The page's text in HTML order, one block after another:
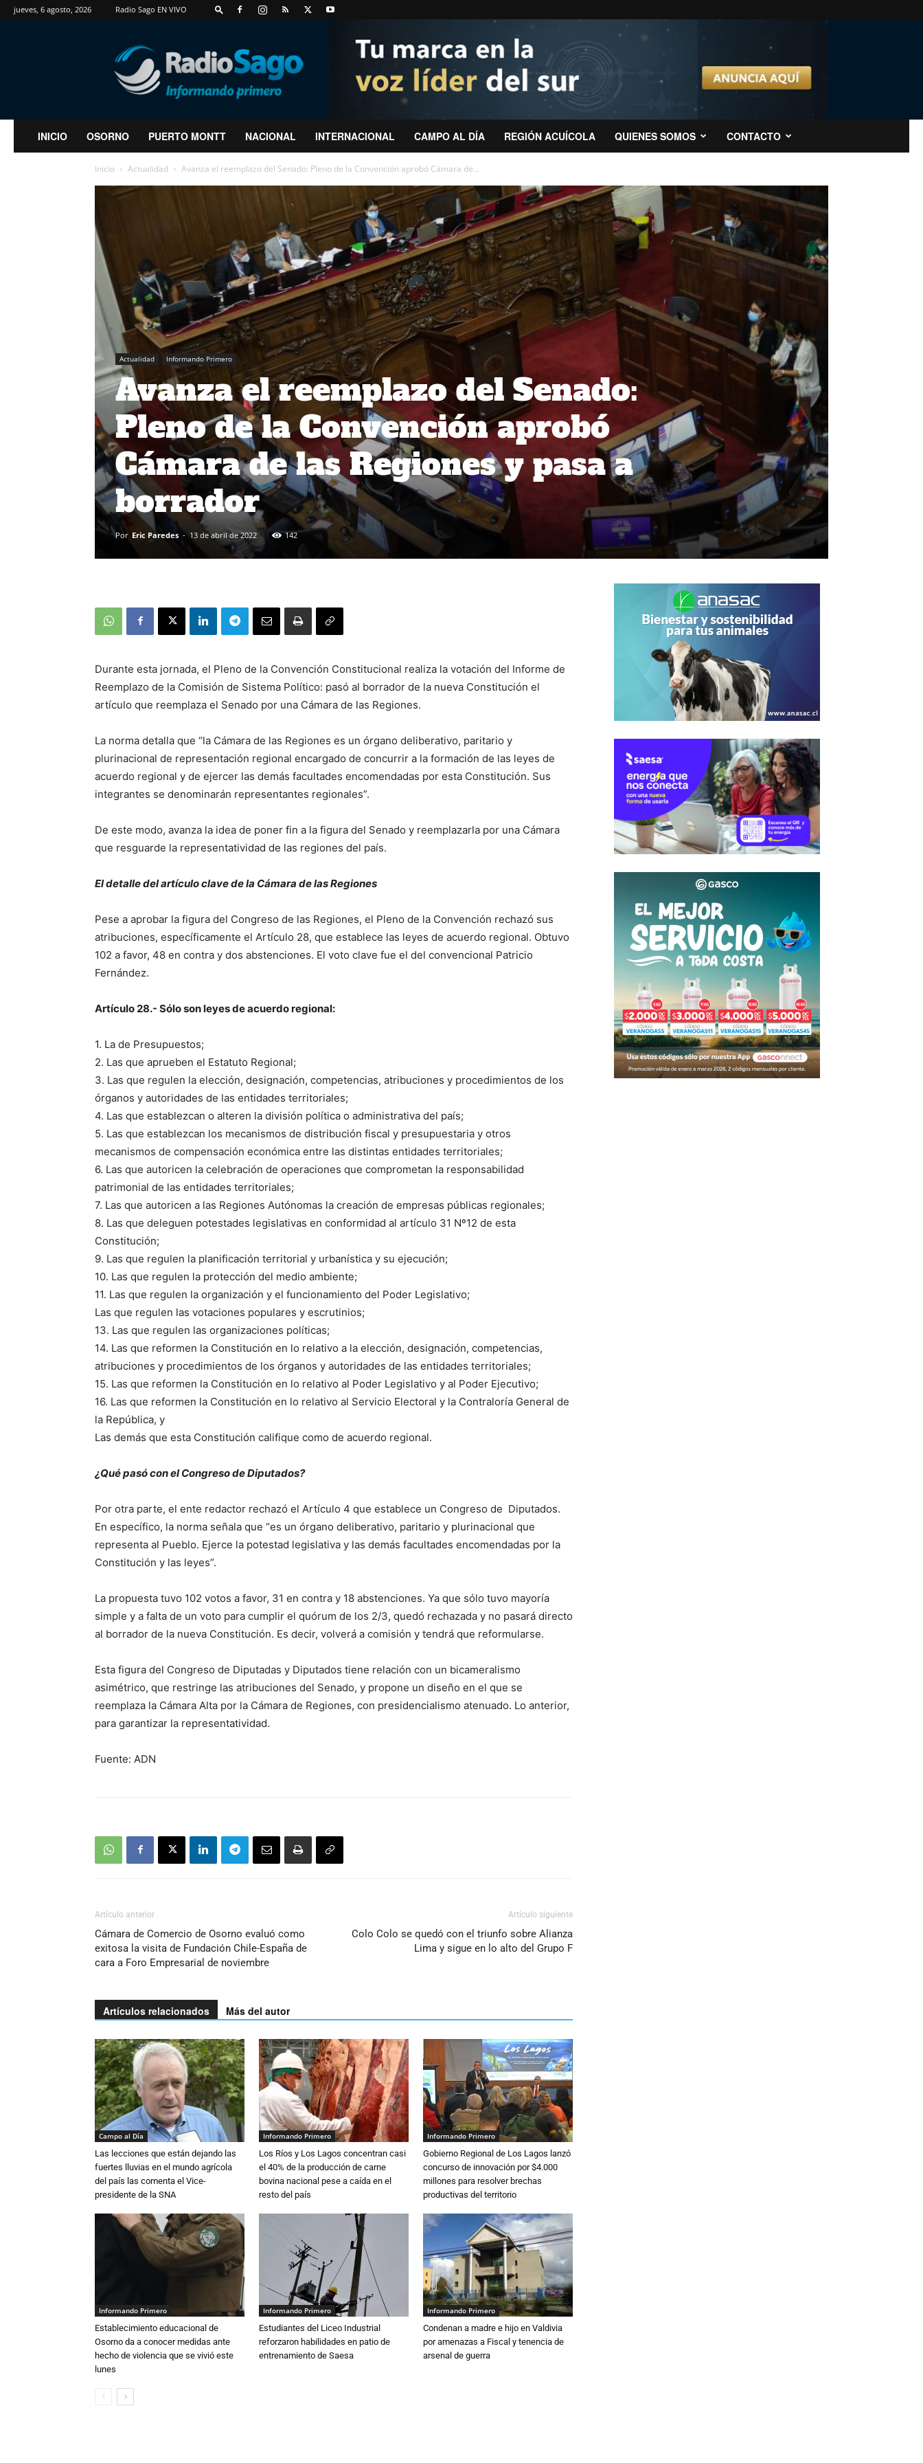
jueves, 6 agosto, 2026 Radio Sago EN VIVO
RadioSago
INICIO OSORNO PUERTO MONTT NACIONAL INTERNACIONAL CAMPO AL DÍA REGIÓN ACUÍCOLA QUIENES SOMOS CONTACTO
Inicio Actualidad Avanza el reemplazo del Senado: Pleno de la Convención aprobó Cámara de...
Actualidad Informando Primero
Avanza el reemplazo del Senado:
Pleno de la Convención aprobó
Cámara de las Regiones y pasa a
borrador
Por Eric Paredes - 13 de abril de 2022 142
Durante esta jornada, el Pleno de la Convención Constitucional realiza la votación del Informe de
Reemplazo de la Comisión de Sistema Político: pasó al borrador de la nueva Constitución el
artículo que reemplaza el Senado por una Cámara de las Regiones.
La norma detalla que “la Cámara de las Regiones es un órgano deliberativo, paritario y
plurinacional de representación regional encargado de concurrir a la formación de las leyes de
acuerdo regional y de ejercer las demás facultades encomendadas por esta Constitución. Sus
integrantes se denominarán representantes regionales”.
De este modo, avanza la idea de poner fin a la figura del Senado y reemplazarla por una Cámara
que resguarde la representatividad de las regiones del país.
El detalle del artículo clave de la Cámara de las Regiones
Pese a aprobar la figura del Congreso de las Regiones, el Pleno de la Convención rechazó sus
atribuciones, específicamente el Artículo 28, que establece las leyes de acuerdo regional. Obtuvo
102 a favor, 48 en contra y dos abstenciones. El voto clave fue el del convencional Patricio
Fernández.
Artículo 28.- Sólo son leyes de acuerdo regional:
1. La de Presupuestos;
2. Las que aprueben el Estatuto Regional;
3. Las que regulen la elección, designación, competencias, atribuciones y procedimientos de los
órganos y autoridades de las entidades territoriales;
4. Las que establezcan o alteren la división política o administrativa del país;
5. Las que establezcan los mecanismos de distribución fiscal y presupuestaria y otros
mecanismos de compensación económica entre las distintas entidades territoriales;
6. Las que autoricen la celebración de operaciones que comprometan la responsabilidad
patrimonial de las entidades territoriales;
7. Las que autoricen a las Regiones Autónomas la creación de empresas públicas regionales;
8. Las que deleguen potestades legislativas en conformidad al artículo 31 Nº12 de esta
Constitución;
9. Las que regulen la planificación territorial y urbanística y su ejecución;
10. Las que regulen la protección del medio ambiente;
11. Las que regulen la organización y el funcionamiento del Poder Legislativo;
Las que regulen las votaciones populares y escrutinios;
13. Las que regulen las organizaciones políticas;
14. Las que reformen la Constitución en lo relativo a la elección, designación, competencias,
atribuciones y procedimientos de los órganos y autoridades de las entidades territoriales;
15. Las que reformen la Constitución en lo relativo al Poder Legislativo y al Poder Ejecutivo;
16. Las que reformen la Constitución en lo relativo al Servicio Electoral y la Contraloría General de
la República, y
Las demás que esta Constitución califique como de acuerdo regional.
¿Qué pasó con el Congreso de Diputados?
Por otra parte, el ente redactor rechazó el Artículo 4 que establece un Congreso de Diputados.
En específico, la norma señala que “es un órgano deliberativo, paritario y plurinacional que
representa al Pueblo. Ejerce la potestad legislativa y las demás facultades encomendadas por la
Constitución y las leyes”.
La propuesta tuvo 102 votos a favor, 31 en contra y 18 abstenciones. Ya que sólo tuvo mayoría
simple y a falta de un voto para cumplir el quórum de los 2/3, quedó rechazada y no pasará directo
al borrador de la nueva Constitución. Es decir, volverá a comisión y tendrá que reformularse.
Esta figura del Congreso de Diputadas y Diputados tiene relación con un bicameralismo
asimétrico, que restringe las atribuciones del Senado, y propone un diseño en el que se
reemplaza la Cámara Alta por la Cámara de Regiones, con presidencialismo atenuado. Lo anterior,
para garantizar la representatividad.
Fuente: ADN
Artículo anterior
Cámara de Comercio de Osorno evaluó como
exitosa la visita de Fundación Chile-España de
cara a Foro Empresarial de noviembre
Artículo siguiente
Colo Colo se quedó con el triunfo sobre Alianza
Lima y sigue en lo alto del Grupo F
Artículos relacionados Más del autor
Campo al Día
Las lecciones que están dejando las
fuertes lluvias en el mundo agrícola
del país las comenta el Vice-
presidente de la SNA
Informando Primero
Los Ríos y Los Lagos concentran casi
el 40% de la producción de carne
bovina nacional pese a caída en el
resto del país
Informando Primero
Gobierno Regional de Los Lagos lanzó
concurso de innovación por $4.000
millones para resolver brechas
productivas del territorio
Informando Primero
Establecimiento educacional de
Osorno da a conocer medidas ante
hecho de violencia que se vivió este
lunes
Informando Primero
Estudiantes del Liceo Industrial
reforzaron habilidades en patio de
entrenamiento de Saesa
Informando Primero
Condenan a madre e hijo en Valdivia
por amenazas a Fiscal y tenencia de
arsenal de guerra